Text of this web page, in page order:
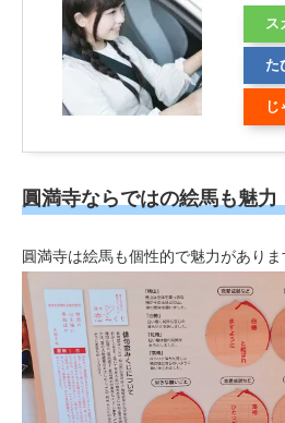
ス
る
た
じ
圓満寺ならではの絵馬も魅力
圓満寺は絵馬も個性的で魅力がありま